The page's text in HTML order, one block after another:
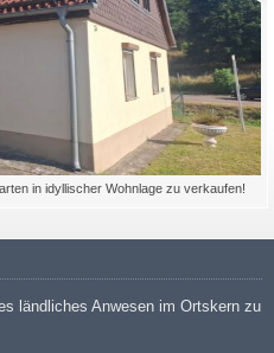
in idyllischer Wohnlage zu verkaufen!
ländliches Anwesen im Ortskern zu